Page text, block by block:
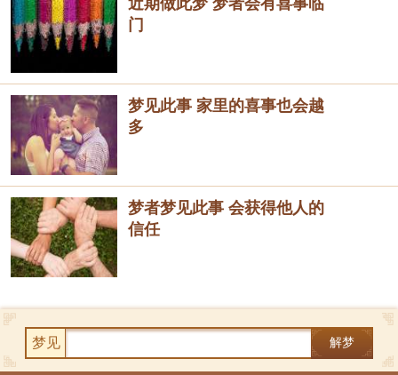
近期做此梦 梦者会有喜事临
门
梦见此事 家里的喜事也会越
多
梦者梦见此事 会获得他人的
信任
梦见 解梦